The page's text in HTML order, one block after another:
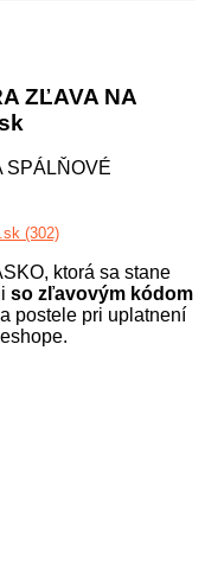
ZĽAVA NA
(302)
ktorá sa stane
so zľavovým kódom
postele pri uplatnení